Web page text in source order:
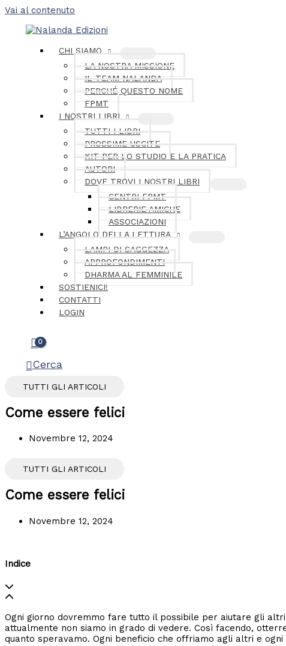
Vai al contenuto
CHI SIAMO
LA NOSTRA MISSIONE
IL TEAM NALANDA
PERCHÉ QUESTO NOME
FPMT
I NOSTRI LIBRI
TUTTI I LIBRI
PROSSIME USCITE
KIT PER LO STUDIO E LA PRATICA
AUTORI
DOVE TROVI I NOSTRI LIBRI
CENTRI FPMT
LIBRERIE AMICHE
ASSOCIAZIONI
L’ANGOLO DELLA LETTURA
LAMPI DI SAGGEZZA
APPROFONDIMENTI
DHARMA AL FEMMINILE
SOSTIENICI!
CONTATTI
LOGIN
Cerca
TUTTI GLI ARTICOLI
Come essere felici
Novembre 12, 2024
TUTTI GLI ARTICOLI
Come essere felici
Novembre 12, 2024
Indice
Ogni giorno dovremmo fare tutto il possibile per aiutare gli
attualmente non siamo in grado di vedere. Così facendo,
quanto speravamo. Ogni beneficio che offriamo agli altri e